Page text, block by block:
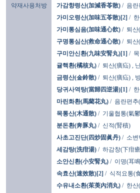
약재사용처방
가감향령산(加減香苓散) / 음
가미오령산(加味五苓散)[2] /
가미통심음(加味通心飮) / 퇴산
구명통심산(救命通心散) / 퇴산
구미안신환(九味安腎丸)[1] /
귤핵환(橘核丸) / 퇴산(㿉疝)
금령산(金鈴散) / 퇴산(㿉疝)
당귀사역탕(當歸四逆湯)[1] /
마린화환(馬藺花丸) / 음란편
목통산(木通散) / 기울협통(氣
분돈환(奔豚丸) / 신적(腎積)
사초고진단(四炒固眞丹) / 소
세감탕(洗疳湯) / 하감창(下疳
소안신환(小安腎丸) / 이명(耳
속효산(速效散)[2] / 식적요통(
수유내소환(茱萸內消丸) / 한산